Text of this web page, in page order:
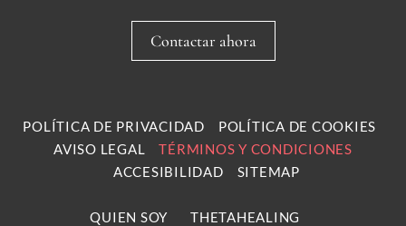
Contactar ahora
POLÍTICA DE PRIVACIDAD
POLÍTICA DE COOKIES
AVISO LEGAL
TÉRMINOS Y CONDICIONES
ACCESIBILIDAD
SITEMAP
QUIEN SOY
THETAHEALING